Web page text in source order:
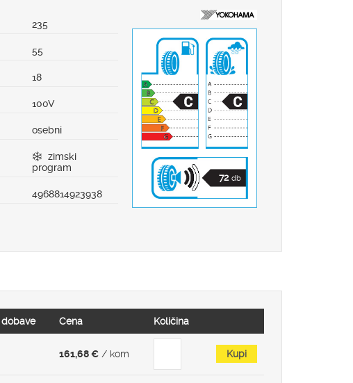
235
55
18
100V
osebni
zimski
program
4968814923938
72 db
Cena Količina
161,68 €/ kom Kupi